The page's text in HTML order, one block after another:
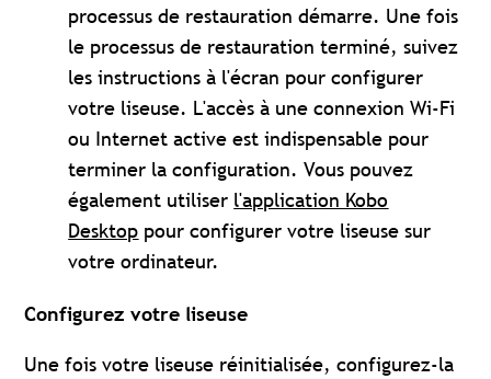
processus de restauration démarre. Une fois
le processus de restauration terminé, suivez
les instructions à l'écran pour configurer
votre liseuse. L'accès à une connexion Wi-Fi
ou Internet active est indispensable pour
terminer la configuration. Vous pouvez
également utiliser l'application Kobo
Desktop pour configurer votre liseuse sur
votre ordinateur.
Configurez votre liseuse
Une fois votre liseuse réinitialisée, configurez-la